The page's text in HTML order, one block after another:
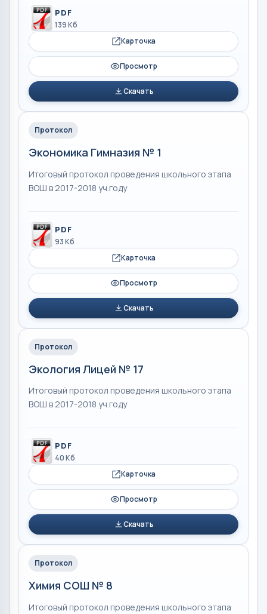
PDF
139 Кб
Карточка
Просмотр
Скачать
Протокол
Экономика Гимназия № 1
Итоговый протокол проведения школьного этапа
ВОШ в 2017-2018 уч.году
PDF
93 Кб
Карточка
Просмотр
Скачать
Протокол
Экология Лицей № 17
Итоговый протокол проведения школьного этапа
ВОШ в 2017-2018 уч.году
PDF
40 Кб
Карточка
Просмотр
Скачать
Протокол
Химия СОШ № 8
Итоговый протокол проведения школьного этапа